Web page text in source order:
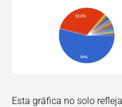
Esta gráfica no solo